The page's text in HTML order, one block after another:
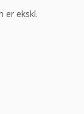
er ekskl.